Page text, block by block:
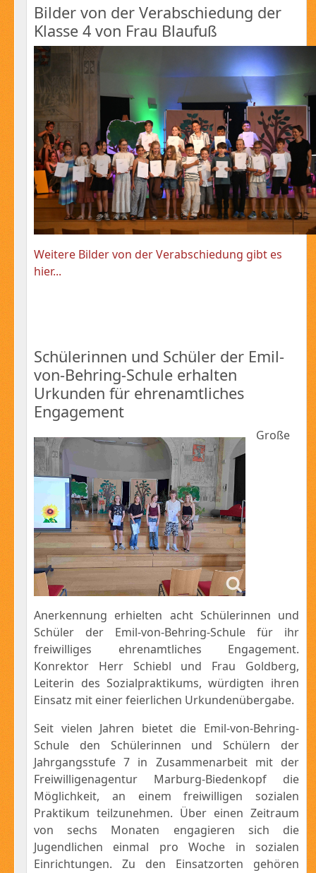
Bilder von der Verabschiedung der
Klasse 4 von Frau Blaufuß
Weitere Bilder von der Verabschiedung gibt es
hier...
Schülerinnen und Schüler der Emil-
von-Behring-Schule erhalten
Urkunden für ehrenamtliches
Engagement
Große
Anerkennung erhielten acht Schülerinnen und
Schüler der Emil-von-Behring-Schule für ihr
freiwilliges ehrenamtliches Engagement.
Konrektor Herr Schiebl und Frau Goldberg,
Leiterin des Sozialpraktikums, würdigten ihren
Einsatz mit einer feierlichen Urkundenübergabe.
Seit vielen Jahren bietet die Emil-von-Behring-
Schule den Schülerinnen und Schülern der
Jahrgangsstufe 7 in Zusammenarbeit mit der
Freiwilligenagentur Marburg-Biedenkopf die
Möglichkeit, an einem freiwilligen sozialen
Praktikum teilzunehmen. Über einen Zeitraum
von sechs Monaten engagieren sich die
Jugendlichen einmal pro Woche in sozialen
Einrichtungen. Zu den Einsatzorten gehören